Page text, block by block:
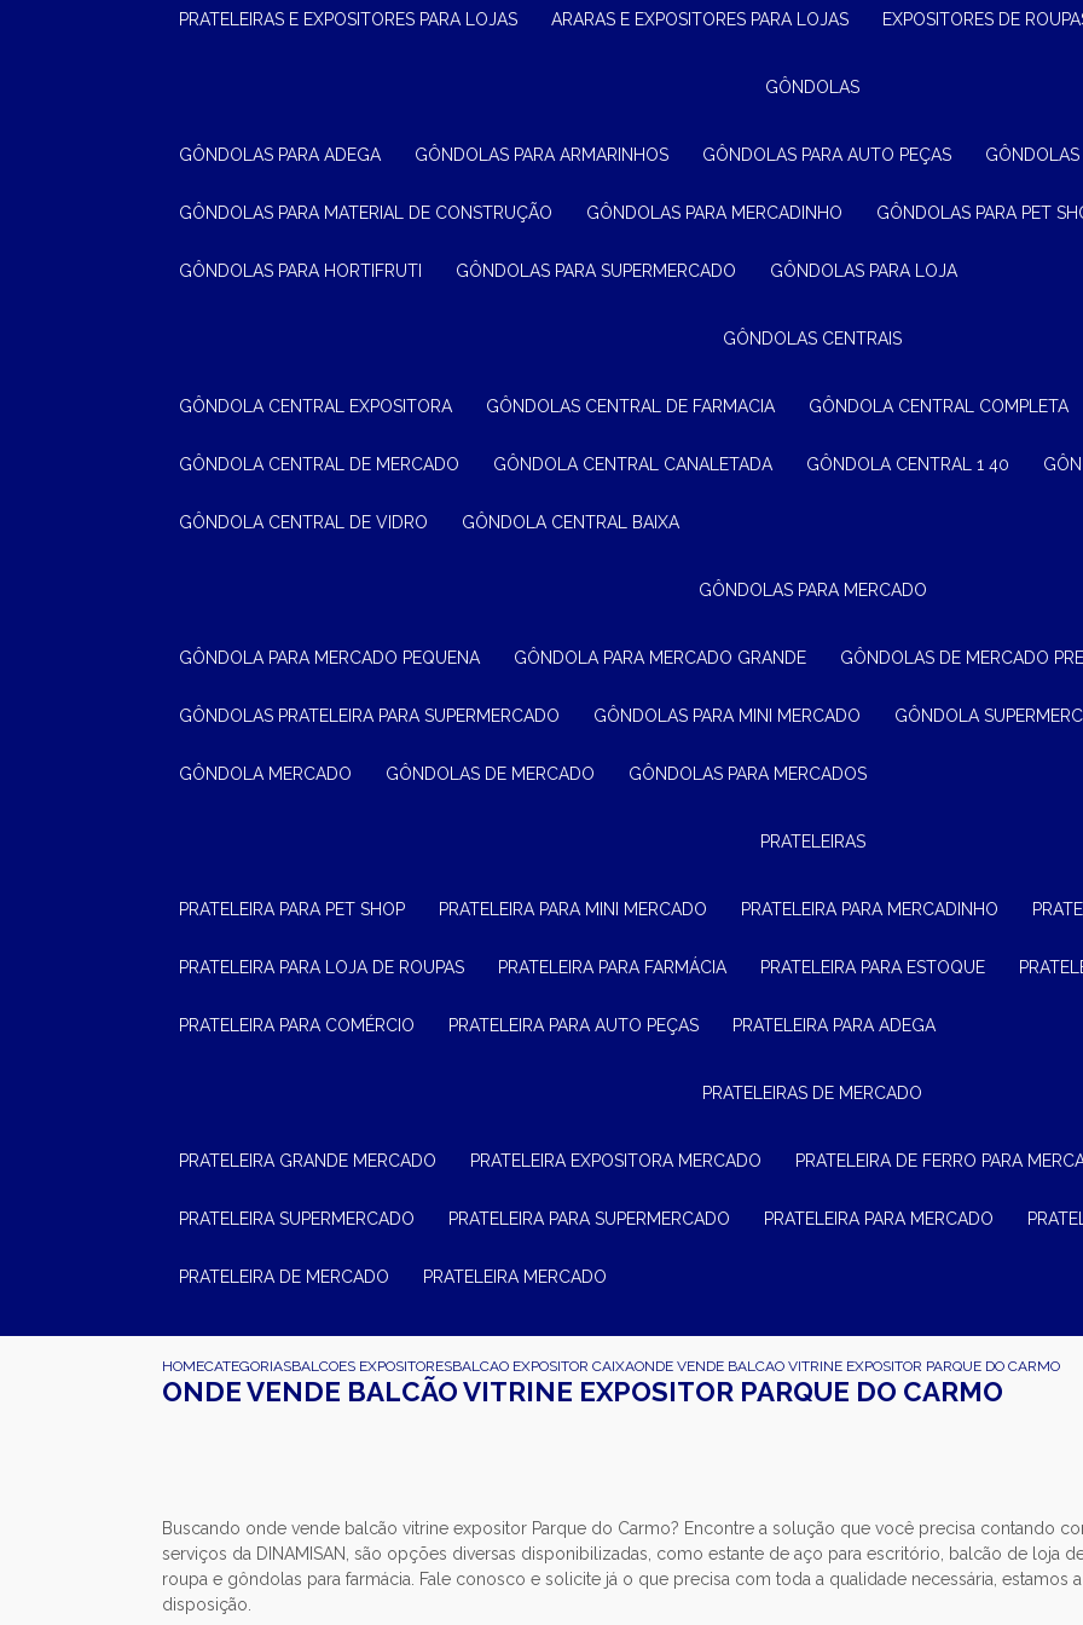
PRATELEIRAS E EXPOSITORES PARA LOJAS ARARAS E EXPOSITORES PARA LOJAS EXPOSITORES DE
GÔNDOLAS
GÔNDOLAS PARA ADEGA GÔNDOLAS PARA ARMARINHOS GÔNDOLAS PARA AUTO PEÇAS
GÔNDOLAS PARA MATERIAL DE CONSTRUÇÃO GÔNDOLAS PARA MERCADINHO GÔNDOLAS PARA PET
GÔNDOLAS PARA HORTIFRUTI GÔNDOLAS PARA SUPERMERCADO GÔNDOLAS PARA LOJA
GÔNDOLAS CENTRAIS
GÔNDOLA CENTRAL EXPOSITORA GÔNDOLAS CENTRAL DE FARMACIA GÔNDOLA CENTRAL COMPLETA
GÔNDOLA CENTRAL DE MERCADO GÔNDOLA CENTRAL CANALETADA GÔNDOLA CENTRAL 1 40
GÔNDOLA CENTRAL DE VIDRO GÔNDOLA CENTRAL BAIXA
GÔNDOLAS PARA MERCADO
GÔNDOLA PARA MERCADO PEQUENA GÔNDOLA PARA MERCADO GRANDE GÔNDOLAS DE MERCADO
GÔNDOLAS PRATELEIRA PARA SUPERMERCADO GÔNDOLAS PARA MINI MERCADO GÔNDOLA
GÔNDOLA MERCADO GÔNDOLAS DE MERCADO GÔNDOLAS PARA MERCADOS
PRATELEIRAS
PRATELEIRA PARA PET SHOP PRATELEIRA PARA MINI MERCADO PRATELEIRA PARA MERCADINHO
PRATELEIRA PARA LOJA DE ROUPAS PRATELEIRA PARA FARMÁCIA PRATELEIRA PARA ESTOQUE
PRATELEIRA PARA COMÉRCIO PRATELEIRA PARA AUTO PEÇAS PRATELEIRA PARA ADEGA
PRATELEIRAS DE MERCADO
PRATELEIRA GRANDE MERCADO PRATELEIRA EXPOSITORA MERCADO PRATELEIRA DE FERRO PARA
PRATELEIRA SUPERMERCADO PRATELEIRA PARA SUPERMERCADO PRATELEIRA PARA MERCADO
PRATELEIRA DE MERCADO PRATELEIRA MERCADO
HOMECATEGORIASBALCOES EXPOSITORESBALCAO EXPOSITOR CAIXAONDE VENDE BALCAO VITRINE EXPOSITOR PARQUE DO CARMO
ONDE VENDE BALCÃO VITRINE EXPOSITOR PARQUE DO CARMO
Buscando onde vende balcão vitrine expositor Parque do Carmo? Encontre a solução que você precisa contando
serviços da DINAMISAN, são opções diversas disponibilizadas, como estante de aço para escritório, balcão de loja
roupa e gôndolas para farmácia. Fale conosco e solicite já o que precisa com toda a qualidade necessária, estamos a
disposição.